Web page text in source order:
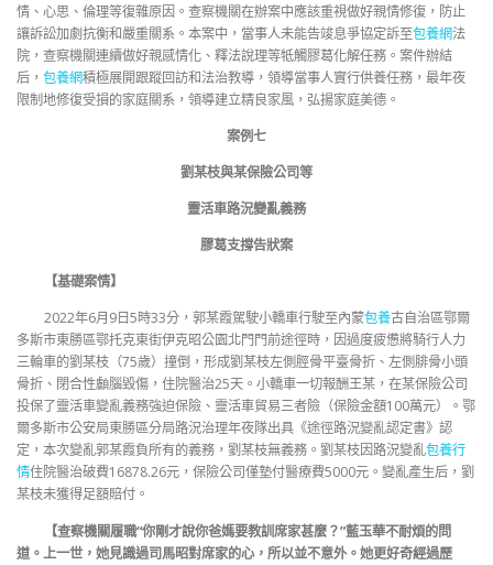
情、心思、倫理等復雜原因。查察機關在辦案中應該重視做好親情修復，防止
讓訴訟加劇抗衡和嚴重關系。本案中，當事人未能告竣息爭協定訴至包養網法
院，查察機關連續做好親感情化、釋法說理等牴觸膠葛化解任務。案件辦結
后， 包養網積極展開跟蹤回訪和法治教導，領導當事人實行供養任務，最年夜
限制地修復受損的家庭關系，領導建立精良家風，弘揚家庭美德。
案例七
劉某枝與某保險公司等
靈活車路況變亂義務
膠葛支撐告狀案
【基礎案情】
2022年6月9日5時33分，郭某霞駕駛小轎車行駛至內蒙包養古自治區鄂爾
多斯市東勝區鄂托克東街伊克昭公園北門門前途徑時，因過度疲憊將騎行人力
三輪車的劉某枝（75歲）撞倒，形成劉某枝左側脛骨平臺骨折、左側腓骨小頭
骨折、閉合性顱腦毀傷，住院醫治25天。小轎車一切報酬王某，在某保險公司
投保了靈活車變亂義務強迫保險、靈活車貿易三者險（保險金額100萬元）。鄂
爾多斯市公安局東勝區分局路況治理年夜隊出具《途徑路況變亂認定書》認
定，本次變亂郭某霞負所有的義務，劉某枝無義務。劉某枝因路況變亂包養行
情住院醫治破費16878.26元，保險公司僅墊付醫療費5000元。變亂產生后，劉
某枝未獲得足額賠付。
【查察機關履職“你剛才說你爸媽要教訓席家甚麼？”藍玉華不耐煩的問
道。上一世，她見識過司馬昭對席家的心，所以並不意外。她更好奇經過歷